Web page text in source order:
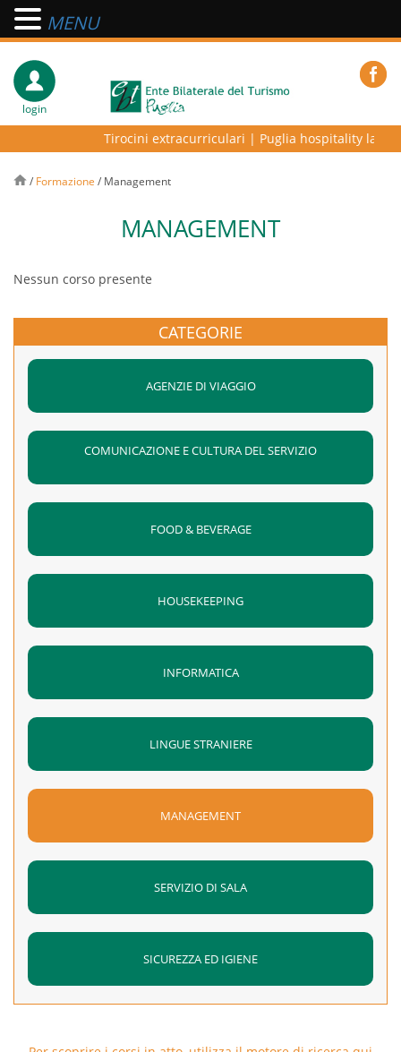
login
Tirocini extracurriculari|Puglia hospitality lab –
/ Formazione / Management
MANAGEMENT
Nessun corso presente
CATEGORIE
AGENZIE DI VIAGGIO
COMUNICAZIONE E CULTURA DEL SERVIZIO
FOOD & BEVERAGE
HOUSEKEEPING
INFORMATICA
LINGUE STRANIERE
MANAGEMENT
SERVIZIO DI SALA
SICUREZZA ED IGIENE
MENU